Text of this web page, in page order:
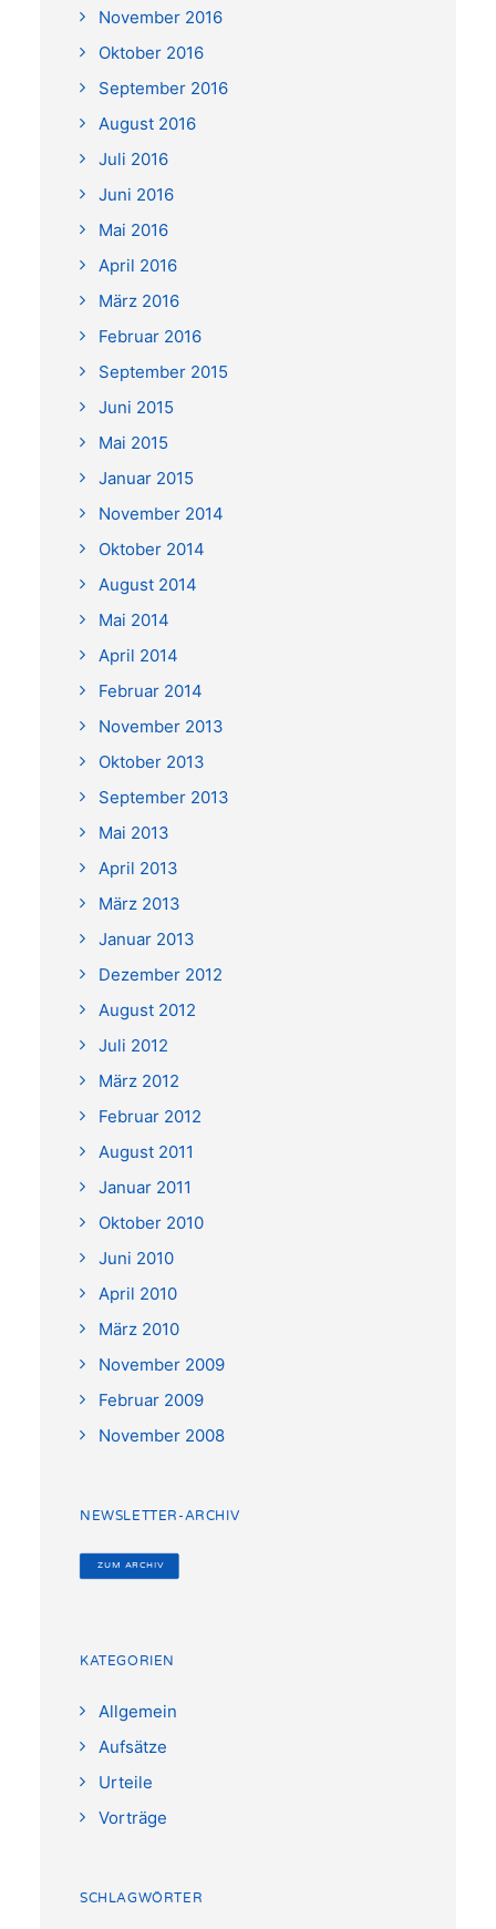
November 2016
Oktober 2016
September 2016
August 2016
Juli 2016
Juni 2016
Mai 2016
April 2016
März 2016
Februar 2016
September 2015
Juni 2015
Mai 2015
Januar 2015
November 2014
Oktober 2014
August 2014
Mai 2014
April 2014
Februar 2014
November 2013
Oktober 2013
September 2013
Mai 2013
April 2013
März 2013
Januar 2013
Dezember 2012
August 2012
Juli 2012
März 2012
Februar 2012
August 2011
Januar 2011
Oktober 2010
Juni 2010
April 2010
März 2010
November 2009
Februar 2009
November 2008
NEWSLETTER-ARCHIV
ZUM ARCHIV
KATEGORIEN
Allgemein
Aufsätze
Urteile
Vorträge
SCHLAGWÖRTER